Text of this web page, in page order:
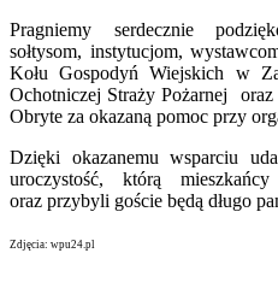
Pragniemy serdecznie
sołtysom, instytucjom,
Kołu Gospodyń Wiejskich w
Ochotniczej Straży Pożarnej
Obryte za okazaną pomoc przy
Dzięki okazanemu wsparciu
uroczystość, którą
oraz przybyli goście będą długo
Zdjęcia: wpu24.pl